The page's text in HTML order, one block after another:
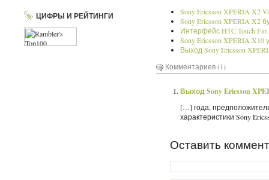
ЦИФРЫ И РЕЙТИНГИ
Sony Ericsson XPERIA X2
Sony Ericsson XPERIA X2
Интерфейс HTC Touch Flo
Sony Ericsson XPERIA X10
Выход Sony Ericsson
Комментариев (1)
Выход Sony Ericsson
[…] года,
характеристики Sony
Оставить